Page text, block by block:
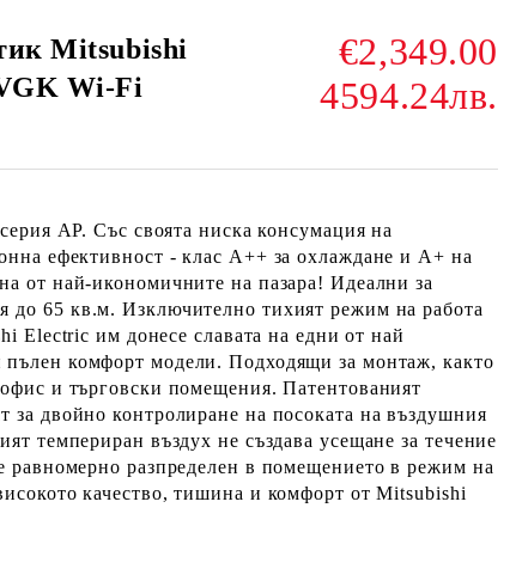
Mitsubishi
Wi-Fi
€2,349.00
4594.24лв.
серия AP. Със своята ниска консумация на
ефективност - клас А++ за охлаждане и А+ на
от най-икономичните на пазара! Идеални за
до 65 кв.м. Изключително тихият режим на работа
Electric им донесе славата на едни от най
пълен комфорт модели. Подходящи за монтаж, както
и търговски помещения. Патентованият
за двойно контролиране на посоката на въздушния
темпериран въздух не създава усещане за течение
разпределен в помещението в режим на
качество,тишина и комфорт отMitsubishi